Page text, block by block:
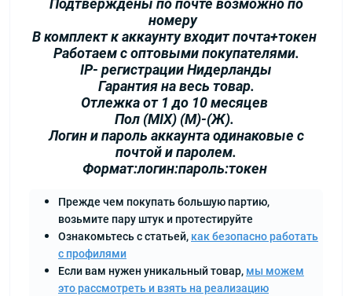
номеру
В комплект к аккаунту входит почта+токен
Работаем с оптовыми покупателями.
IP- регистрации Нидерланды
Гарантия на весь товар.
Отлежка от 1 до 10 месяцев
Пол (MIX) (М)-(Ж).
Логин и пароль аккаунта одинаковые с
почтой и паролем.
Формат:логин:пароль:токен
Прежде чем покупать большую партию,
возьмите пару штук и протестируйте
Ознакомьтесь с статьей, как безопасно работать
с профилями
Если вам нужен уникальный товар, мы можем
это рассмотреть и взять на реализацию